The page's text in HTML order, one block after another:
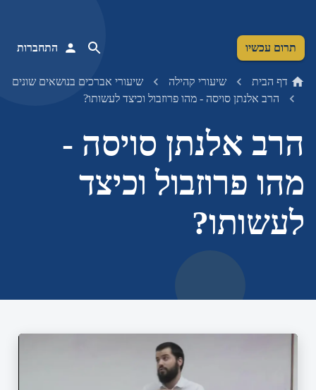
תרום עכשיו התחברות
דף הבית שיעורי קהילה
שיעורי אברכים בנושאים שונים
הרב אלנתן סויסה - מהו פרוזבול וכיצד לעשותו?
הרב אלנתן סויסה -
מהו פרוזבול וכיצד
לעשותו?